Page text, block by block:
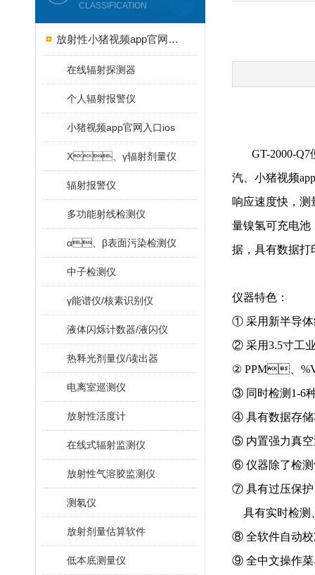
CLASSIFICATION
放射性小猪视频app官网入口ios
在线辐射探测器
个人辐射报警仪
小猪视频app官网入口ios
X、γ辐射剂量仪
辐射报警仪
多功能射线检测仪
α、β表面污染检测仪
中子检测仪
γ能谱仪/核素识别仪
液体闪烁计数器/液闪仪
热释光剂量仪/读出器
电离室巡测仪
放射性活度计
在线式辐射监测仪
放射性气溶胶监测仪
测氡仪
放射剂量估算软件
低本底测量仪
GT-2000-Q7
汽、小猪视
响应速度快，
量镍氢可充电池
据，具有数据打
仪器特色：
① 采用新半导体
② 采用3.5寸工业
② PPM、
③ 同时检测1-6种
④ 具有数据存储功
⑤ 内置强力真空
⑥ 仪器除了检测气
⑦ 具有过压保护
具有实时检测
⑧ 全软件自动校
⑨ 全中文操作菜